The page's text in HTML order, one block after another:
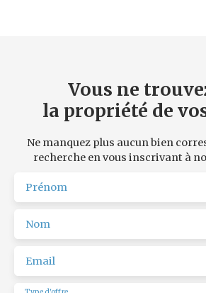
Vous ne
la propriété de
Ne manquez plus aucun bien
recherche en vous inscrivant à
Prénom
Nom
Email